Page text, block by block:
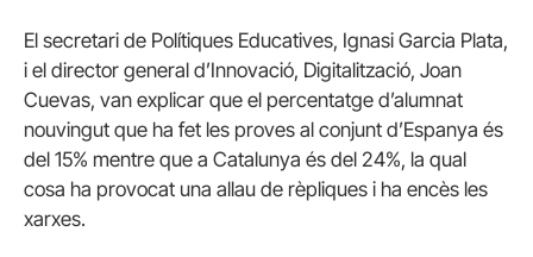
El secretari de Polítiques Educatives, Ignasi Garcia Plata,
i el director general d’Innovació, Digitalització, Joan
Cuevas, van explicar que el percentatge d’alumnat
nouvingut que ha fet les proves al conjunt d’Espanya és
del 15% mentre que a Catalunya és del 24%, la qual
cosa ha provocat una allau de rèpliques i ha encès les
xarxes.